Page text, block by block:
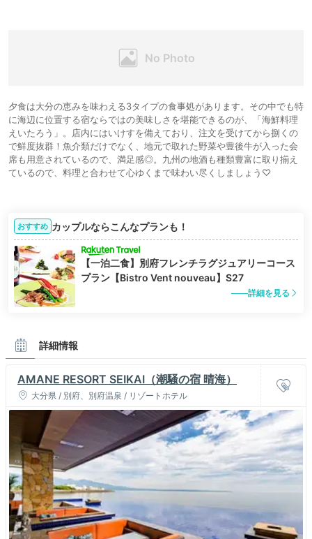
夕食は大分の恵みを味わえる3タイプの食事処があります。その中でも特
に海辺に位置する宿ならではの美味しさを堪能できるのが、「海鮮料理
えいたろう」。店内にはいけすを備えており、注文を受けてから捌くの
で鮮度抜群！魚介類だけでなく、地元で取れた野菜や豊後牛が入った会
席も用意されているので、満足感◎。九州の地酒も種類豊富に取り揃え
ているので、料理と合わせて心ゆくまで味わい尽くしましょう♡
おすすめ カップルならこんなプランも！
【一泊二食】別府フレンチラグジュアリーコース
プラン【Bistro Vent nouveau】S27
詳細を見る
詳細情報
AMANE RESORT SEIKAI（潮騒の宿 晴海）
大分県 / 別府、別府温泉 / リゾートホテル